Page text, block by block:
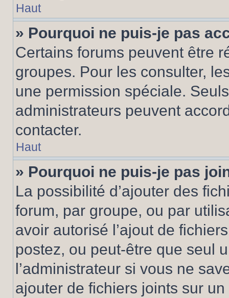
Haut
» Pourquoi ne puis-je pas
Certains forums peuvent être
groupes. Pour les consulter,
une permission spéciale.
administrateurs peuvent
contacter.
Haut
» Pourquoi ne puis-je pas
La possibilité d’ajouter des
forum, par groupe, ou par
avoir autorisé l’ajout de
postez, ou peut-être que seul
l’administrateur si vous ne
ajouter de fichiers joints sur un